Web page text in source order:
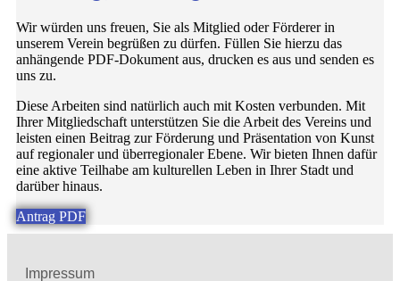
Wir würden uns freuen, Sie als Mitglied oder Förderer in
unserem Verein begrüßen zu dürfen. Füllen Sie hierzu das
anhängende PDF-Dokument aus, drucken es aus und senden es
uns zu.
Diese Arbeiten sind natürlich auch mit Kosten verbunden. Mit
Ihrer Mitgliedschaft unterstützen Sie die Arbeit des Vereins und
leisten einen Beitrag zur Förderung und Präsentation von Kunst
auf regionaler und überregionaler Ebene. Wir bieten Ihnen dafür
eine aktive Teilhabe am kulturellen Leben in Ihrer Stadt und
darüber hinaus.
Antrag PDF
Impressum